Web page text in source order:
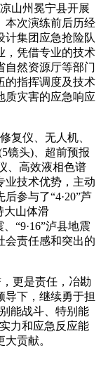
山州冕宁县开展
本次演练前后历经
计集团应急抢险队
，凭借专业的技术
自然资源厅等部门
的指挥调度及技术
质灾害的应急响应
复仪、无人机、
镜头)、超前预报
、高效液相色谱
业技术优势，主动
参与了“4·20”芦
大山体滑
“9·16”泸县地震
会责任感和突出的
更是责任，冶勘
导下，继续勇于担
能战斗、特别能
力和应急反应能
贡献。